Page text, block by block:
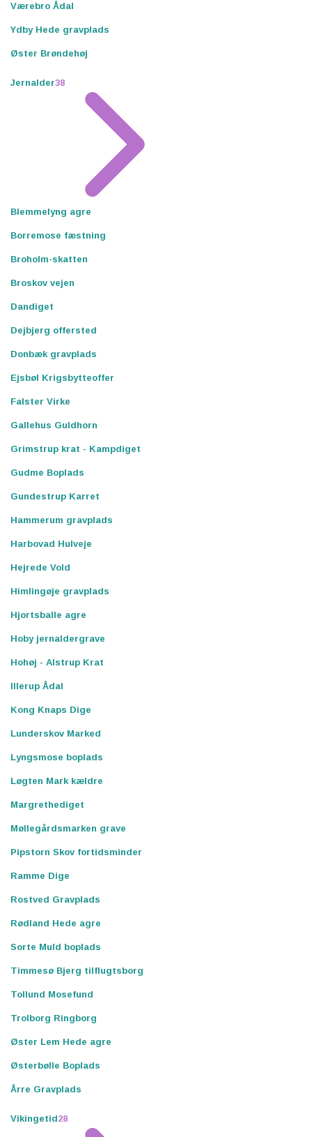
Værebro Ådal
Ydby Hede gravplads
Øster Brøndehøj
Jernalder38
Blemmelyng agre
Borremose fæstning
Broholm-skatten
Broskov vejen
Dandiget
Dejbjerg offersted
Donbæk gravplads
Ejsbøl Krigsbytteoffer
Falster Virke
Gallehus Guldhorn
Grimstrup krat - Kampdiget
Gudme Boplads
Gundestrup Karret
Hammerum gravplads
Harbovad Hulveje
Hejrede Vold
Himlingøje gravplads
Hjortsballe agre
Hoby jernaldergrave
Hohøj - Alstrup Krat
Illerup Ådal
Kong Knaps Dige
Lunderskov Marked
Lyngsmose boplads
Løgten Mark kældre
Margrethediget
Møllegårdsmarken grave
Pipstorn Skov fortidsminder
Ramme Dige
Rostved Gravplads
Rødland Hede agre
Sorte Muld boplads
Timmesø Bjerg tilflugtsborg
Tollund Mosefund
Trolborg Ringborg
Øster Lem Hede agre
Østerbølle Boplads
Årre Gravplads
Vikingetid28